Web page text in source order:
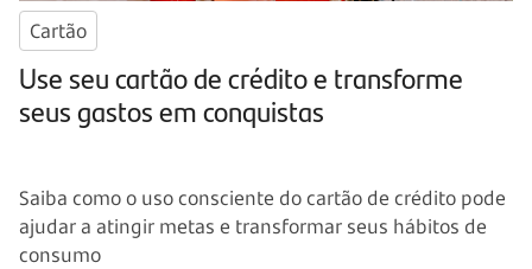
Cartão
Use seu cartão de crédito e transforme
seus gastos em conquistas
Saiba como o uso consciente do cartão de crédito pode
ajudar a atingir metas e transformar seus hábitos de
consumo